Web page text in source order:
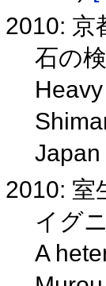
2010: 京
石の
Japan
2010: 室
イグ
A